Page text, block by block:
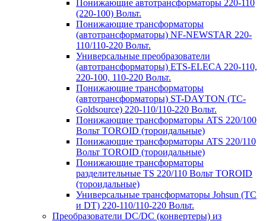
Понижающие автотрансформаторы 220-110
(220-100) Вольт.
Понижающие трансформаторы
(автотрансформаторы) NF-NEWSTAR 220-
110/110-220 Вольт.
Универсальные преобразователи
(автотрансформаторы) ETS-ELECA 220-110,
220-100, 110-220 Вольт.
Понижающие трансформаторы
(автотрансформаторы) ST-DAYTON (TC-
Goldsource) 220-110/110-220 Вольт.
Понижающие трансформаторы ATS 220/100
Вольт TOROID (тороидальные)
Понижающие трансформаторы ATS 220/110
Вольт TOROID (тороидальные)
Понижающие трансформаторы
разделительные TS 220/110 Вольт TOROID
(тороидальные)
Универсальные трансформаторы Johsun (TС
и DT) 220-110/110-220 Вольт.
Преобразователи DC/DC (конвертеры) из